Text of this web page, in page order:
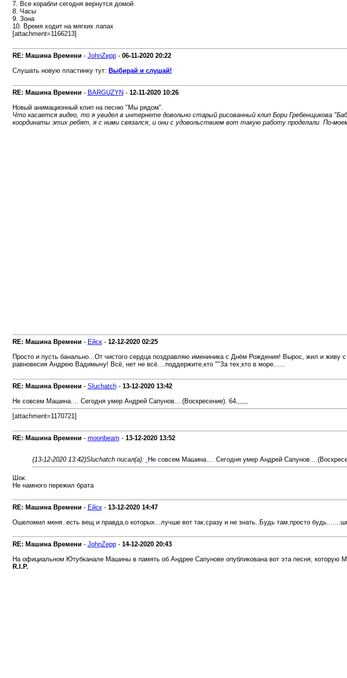
7. Все корабли сегодня вернутся домой
8. Часы
9. Зона
10. Время ходит на мягких лапах
[attachment=1166213]
RE: Машина Времени- JohnZepp- 06-11-2020 20:22
Слушать новую пластинку тут: Выбирай и слушай!
RE: Машина Времени- BARGUZYN - 12-11-2020 10:26
Новый анимационный клип на песню "Мы рядом".
Что касается видео, то я увидел в интернете довольно старый рисованный клип Бори Гребенщикова
координаты этих ребят, я с ними связался, и они с удовольствием вот такую работу проделали. По-
RE: Машина Времени- Ейск- 12-12-2020 02:25
Просто и пусть банально...От чистого сердца поздравляю имениника с Днём Рождения! Вырос, жил и
равновесия Андрею Вадимычу! Всё, нет не всё....поддержите,кто ""За тех,кто в море......
RE: Машина Времени- Sluchatch- 13-12-2020 13:42
Не совсем Машина.... Сегодня умер Андрей Сапунов....(Воскресение). 64,,,,,,
[attachment=1170721]
RE: Машина Времени- moonbeam - 13-12-2020 13:52
(13-12-2020 13:42)Sluchatch писал(а): Не совсем Машина.... Сегодня умер Андрей
Шок.
Не намного пережил брата
RE: Машина Времени- Ейск- 13-12-2020 14:47
Ошеломил меня..есть вещ и правда,о которых...лучше вот так,сразу и не знать..Будь там,просто
RE: Машина Времени- JohnZepp- 14-12-2020 20:43
На официальном Ютубканале Машины в память об Андрее Сапунове опубликована вот эта песня, которую
R.I.P.